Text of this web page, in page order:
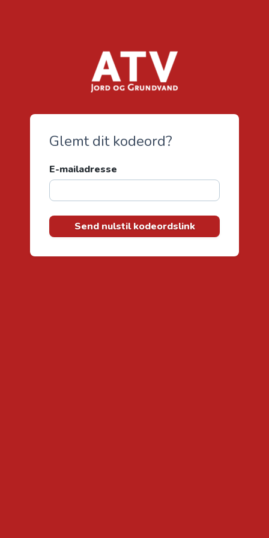
Glemt dit kodeord?
E-mailadresse
Send nulstil kodeordslink